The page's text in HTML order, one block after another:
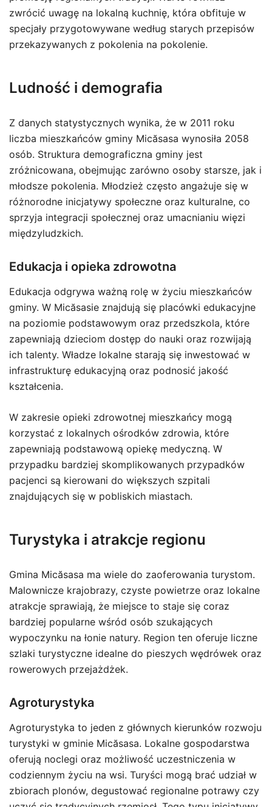
zwrócić uwagę na lokalną kuchnię, która obfituje w
specjały przygotowywane według starych przepisów
przekazywanych z pokolenia na pokolenie.
Ludność i demografia
Z danych statystycznych wynika, że w 2011 roku
liczba mieszkańców gminy Micăsasa wynosiła 2058
osób. Struktura demograficzna gminy jest
zróżnicowana, obejmując zarówno osoby starsze, jak i
młodsze pokolenia. Młodzież często angażuje się w
różnorodne inicjatywy społeczne oraz kulturalne, co
sprzyja integracji społecznej oraz umacnianiu więzi
międzyludzkich.
Edukacja i opieka zdrowotna
Edukacja odgrywa ważną rolę w życiu mieszkańców
gminy. W Micăsasie znajdują się placówki edukacyjne
na poziomie podstawowym oraz przedszkola, które
zapewniają dzieciom dostęp do nauki oraz rozwijają
ich talenty. Władze lokalne starają się inwestować w
infrastrukturę edukacyjną oraz podnosić jakość
kształcenia.
W zakresie opieki zdrowotnej mieszkańcy mogą
korzystać z lokalnych ośrodków zdrowia, które
zapewniają podstawową opiekę medyczną. W
przypadku bardziej skomplikowanych przypadków
pacjenci są kierowani do większych szpitali
znajdujących się w pobliskich miastach.
Turystyka i atrakcje regionu
Gmina Micăsasa ma wiele do zaoferowania turystom.
Malownicze krajobrazy, czyste powietrze oraz lokalne
atrakcje sprawiają, że miejsce to staje się coraz
bardziej popularne wśród osób szukających
wypoczynku na łonie natury. Region ten oferuje liczne
szlaki turystyczne idealne do pieszych wędrówek oraz
rowerowych przejażdżek.
Agroturystyka
Agroturystyka to jeden z głównych kierunków rozwoju
turystyki w gminie Micăsasa. Lokalne gospodarstwa
oferują noclegi oraz możliwość uczestniczenia w
codziennym życiu na wsi. Turyści mogą brać udział w
zbiorach plonów, degustować regionalne potrawy czy